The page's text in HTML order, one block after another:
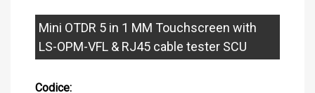
Mini OTDR 5 in 1 MM Touchscreen with
LS-OPM-VFL & RJ45 cable tester SCU
Codice: